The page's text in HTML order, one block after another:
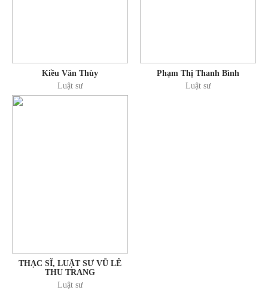
Kiều Văn Thùy
Luật sư
Phạm Thị Thanh Bình
Luật sư
THẠC SĨ, LUẬT SƯ VŨ LÊ
THU TRANG
Luật sư